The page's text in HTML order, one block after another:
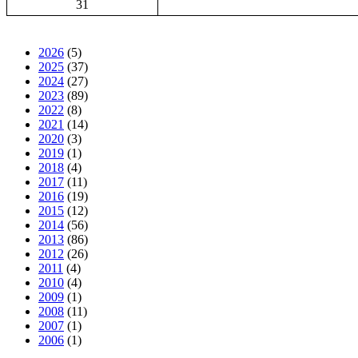
31
2026 (5)
2025 (37)
2024 (27)
2023 (89)
2022 (8)
2021 (14)
2020 (3)
2019 (1)
2018 (4)
2017 (11)
2016 (19)
2015 (12)
2014 (56)
2013 (86)
2012 (26)
2011 (4)
2010 (4)
2009 (1)
2008 (11)
2007 (1)
2006 (1)